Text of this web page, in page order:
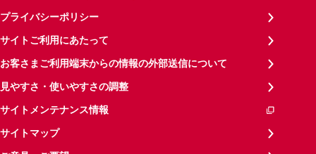
プライバシーポリシー
サイトご利用にあたって
お客さまご利用端末からの情報の外部送信について
見やすさ・使いやすさの調整
サイトメンテナンス情報
サイトマップ